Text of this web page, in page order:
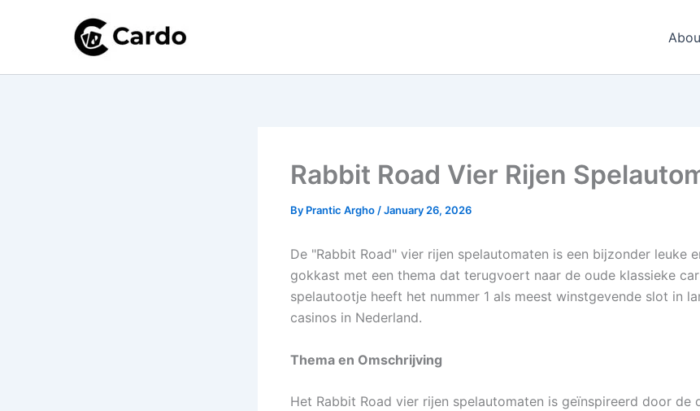
Rabbit Road Vier Rijen
By Prantic Argho /January 26, 2026
De "Rabbit Road" vier rijen spelautomaten is een bijzonder leuke
gokkast met een thema dat terugvoert naar de oude klassieke
spelautootje heeft het nummer 1 als meest winstgevende slot in
casinos in Nederland.
Thema en Omschrijving
Het Rabbit Road vier rijen spelautomaten is geïnspireerd door de